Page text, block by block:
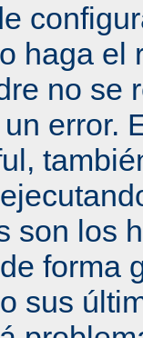
haga el
no se
error.
son los
forma
sus